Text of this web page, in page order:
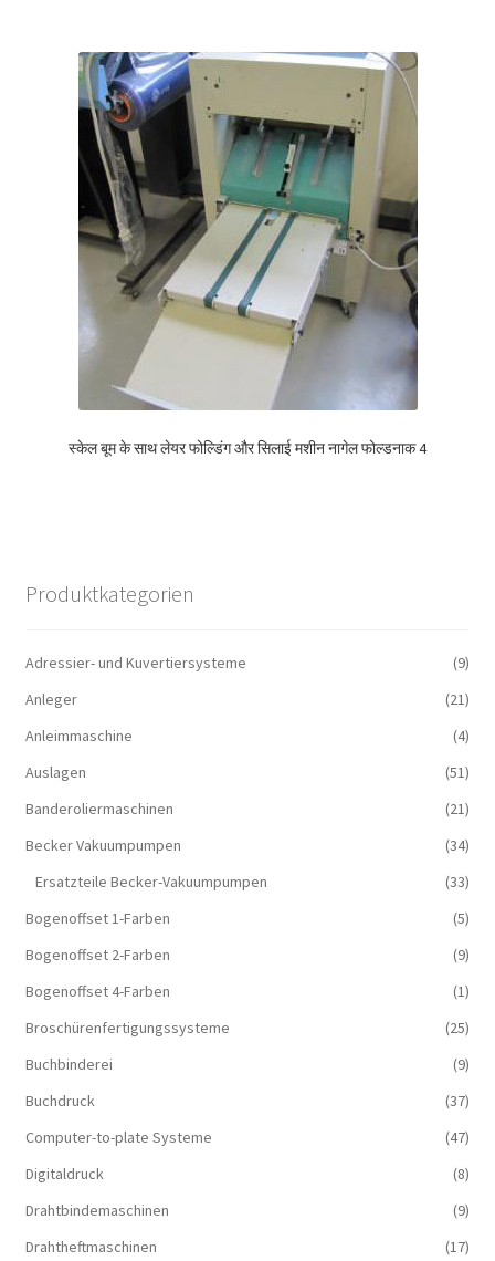
स्केल बूम के साथ लेयर फोल्डिंग और सिलाई मशीन नागेल फोल्डनाक 4
Produktkategorien
Adressier- und Kuvertiersysteme
(9)
Anleger
(21)
Anleimmaschine
(4)
Auslagen
(51)
Banderoliermaschinen
(21)
Becker Vakuumpumpen
(34)
Ersatzteile Becker-Vakuumpumpen
(33)
Bogenoffset 1-Farben
(5)
Bogenoffset 2-Farben
(9)
Bogenoffset 4-Farben
(1)
Broschürenfertigungssysteme
(25)
Buchbinderei
(9)
Buchdruck
(37)
Computer-to-plate Systeme
(47)
Digitaldruck
(8)
Drahtbindemaschinen
(9)
Drahtheftmaschinen
(17)